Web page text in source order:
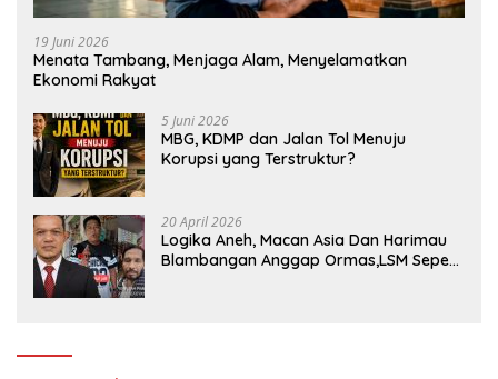
19 Juni 2026
Menata Tambang, Menjaga Alam, Menyelamatkan
Ekonomi Rakyat
5 Juni 2026
MBG, KDMP dan Jalan Tol Menuju
Korupsi yang Terstruktur?
20 April 2026
Logika Aneh, Macan Asia Dan Harimau
Blambangan Anggap Ormas,LSM Seperti